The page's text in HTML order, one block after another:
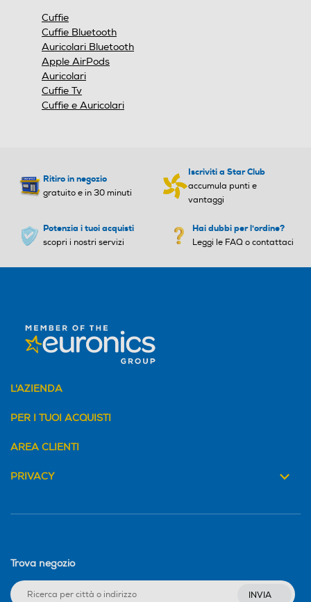
Cuffie
Cuffie Bluetooth
Auricolari Bluetooth
Apple AirPods
Auricolari
Cuffie Tv
Cuffie e Auricolari
Ritiro in negozio
gratuito e in 30 minuti
Iscriviti a Star Club
accumula punti e
vantaggi
Potenzia i tuoi acquisti
scopri i nostri servizi
Hai dubbi per l'ordine?
Leggi le FAQ o contattaci
L'AZIENDA
PER I TUOI ACQUISTI
AREA CLIENTI
PRIVACY
Trova negozio
INVIA